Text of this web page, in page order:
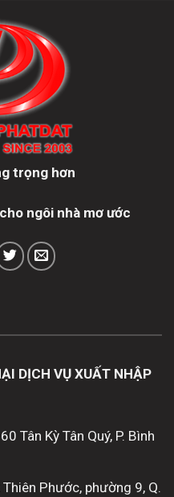
trọng hơn
ngôi nhà mơ ước
DỊCH VỤ XUẤT NHẬP
Tân Kỳ Tân Quý, P. Bình
Phước, phường 9, Q.